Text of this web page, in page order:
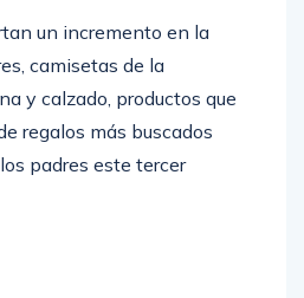
un incremento en la
camisetas de la
y calzado, productos que
regalos más buscados
padres este tercer